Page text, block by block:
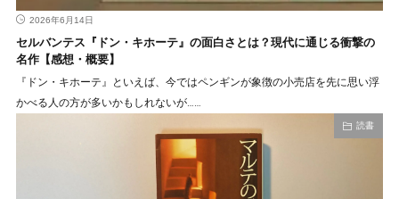
2026年6月14日
セルバンテス『ドン・キホーテ』の面白さとは？現代に通じる衝撃の
名作【感想・概要】
『ドン・キホーテ』といえば、今ではペンギンが象徴の小売店を先に思い浮
かべる人の方が多いかもしれないが……
読書